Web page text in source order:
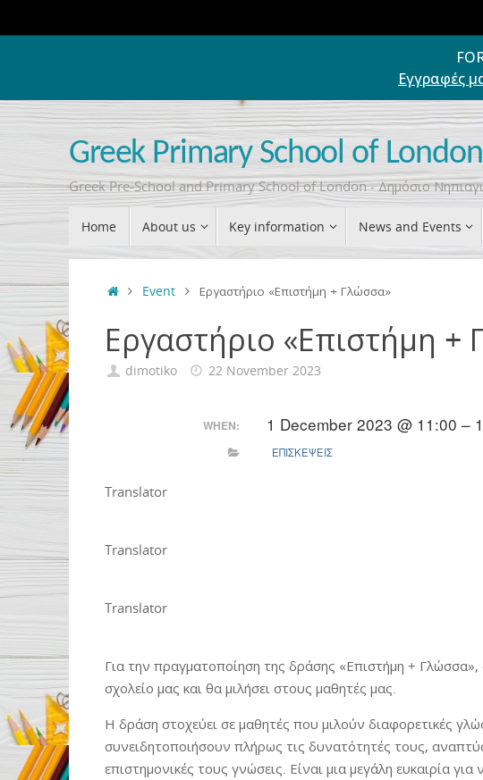
to
Εγγραφές
Greek Primary School of
Greek Pre-School and Primary School of London - Δημόσιο
Skip
Home About us Key information News and Events
HomeEvent Εργαστήριο «Επιστήμη + Γλώσσα»
Εργαστήριο «Επιστήμη +
dimotiko 22 November 2023
WHEN: 1 December 2023 @ 11:00 –
ΕΠΙΣΚΕΨΕΙΣ
Translator
Translator
Translator
Για την πραγματοποίηση της δράσης «Επιστήμη +
σχολείο μας και θα μιλήσει στους μαθητές μας.
Η δράση στοχεύει σε μαθητές που μιλούν διαφορετικές
συνειδητοποιήσουν πλήρως τις δυνατότητές τους,
επιστημονικές τους γνώσεις. Είναι μια μεγάλη ευκαιρία